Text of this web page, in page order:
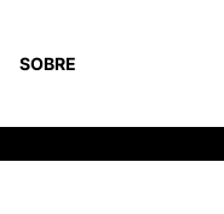
SOBRE